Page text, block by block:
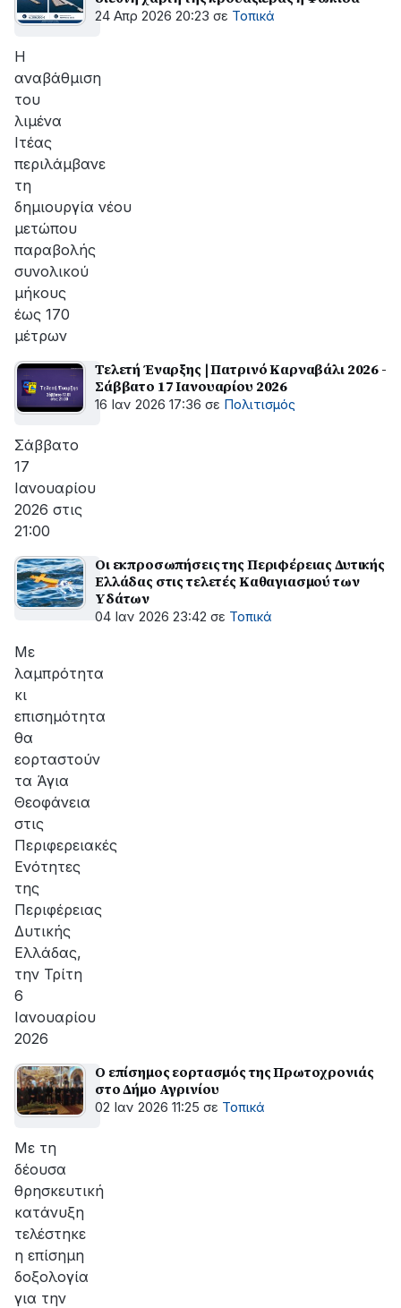
24 Απρ 2026 20:23 σε Τοπικά
Η
αναβάθμιση
του
λιμένα
Ιτέας
περιλάμβανε
τη
δημιουργία νέου
μετώπου
παραβολής
συνολικού
μήκους
έως 170
μέτρων
Τελετή Έναρξης | Πατρινό Καρναβάλι 2026 -
Σάββατο 17 Ιανουαρίου 2026
16 Ιαν 2026 17:36 σε Πολιτισμός
Σάββατο
17
Ιανουαρίου
2026 στις
21:00
Οι εκπροσωπήσεις της Περιφέρειας Δυτικής
Ελλάδας στις τελετές Καθαγιασμού των
Yδάτων
04 Ιαν 2026 23:42 σε Τοπικά
Με
λαμπρότητα
κι
επισημότητα
θα
εορταστούν
τα Άγια
Θεοφάνεια
στις
Περιφερειακές
Ενότητες
της
Περιφέρειας
Δυτικής
Ελλάδας,
την Τρίτη
6
Ιανουαρίου
2026
Ο επίσημος εορτασμός της Πρωτοχρονιάς
στο Δήμο Αγρινίου
02 Ιαν 2026 11:25 σε Τοπικά
Με τη
δέουσα
θρησκευτική
κατάνυξη
τελέστηκε
η επίσημη
δοξολογία
για την